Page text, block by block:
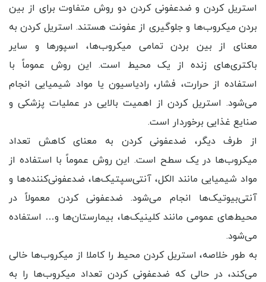
استریل کردن و ضدعفونی کردن دو روش متفاوت برای از بین
بردن میکروب‌ها و جلوگیری از عفونت هستند. استریل کردن به
معنای از بین بردن تمامی میکروب‌ها، اسپورها و سایر
باکتری‌های زنده از یک محیط است. این روش عموماً با
استفاده از حرارت، فشار، رادیاسیون یا مواد شیمیایی انجام
می‌شود. استریل کردن از اهمیت بالایی در عملیات پزشکی و
صنایع غذایی برخوردار است.
از طرف دیگر، ضدعفونی کردن به معنای کاهش تعداد
میکروب‌ها در یک سطح است. این روش عموماً با استفاده از
مواد شیمیایی مانند الکل، آنتی‌سپتیک‌ها، ضدعفونی‌کننده‌ها و
آنتی‌بیوتیک‌ها انجام می‌شود. ضدعفونی کردن معمولاً در
محیط‌های عمومی مانند کلینیک‌ها، بیمارستان‌ها و… استفاده
می‌شود.
به طور خلاصه، استریل کردن محیط را کاملا از میکروب‌ها خالی
می‌کند، در حالی که ضدعفونی کردن تعداد میکروب‌ها را به